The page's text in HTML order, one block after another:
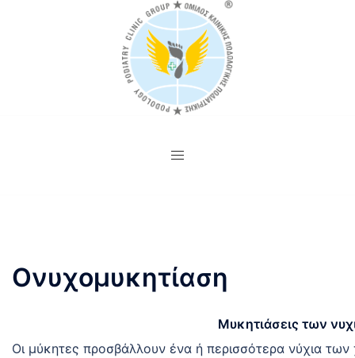
Ονυχομυκητίαση
Μυκητιάσεις των
Οι μύκητες προσβάλλουν ένα ή περισσότερα νύχια